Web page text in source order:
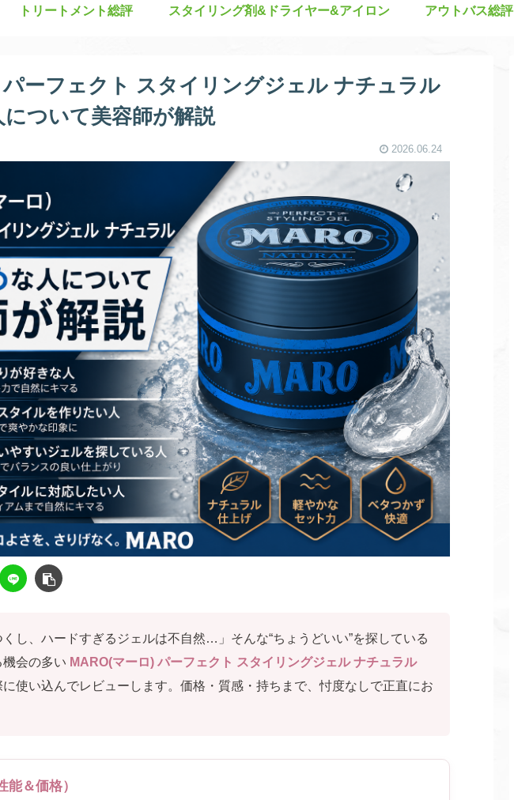
トリートメント総評 スタイリング剤&ドライヤー&アイロン アウトバス総評
ーフェクト スタイリングジェル ナチュラル
ついて美容師が解説
2026.06.24
くし、ハードすぎるジェルは不自然…」そんな“ちょうどいい”を探している
会の多い MARO(マーロ) パーフェクト スタイリングジェル ナチュラル
使い込んでレビューします。価格・質感・持ちまで、忖度なしで正直にお
＆価格）